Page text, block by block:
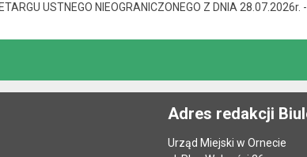
USTNEGO NIEOGRANICZONEGO Z DNIA
Adres redakcji
Urząd Miejski w Ornecie